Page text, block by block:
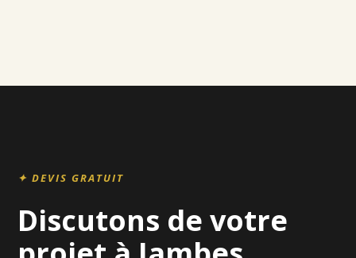
✦ DEVIS GRATUIT
Discutons de votre